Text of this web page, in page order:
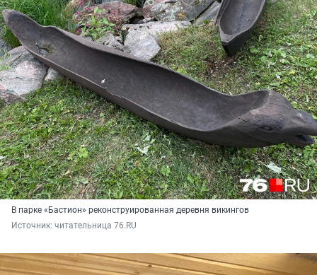
В парке «Бастион» реконструированная деревня викингов
Источник: читательница 76.RU